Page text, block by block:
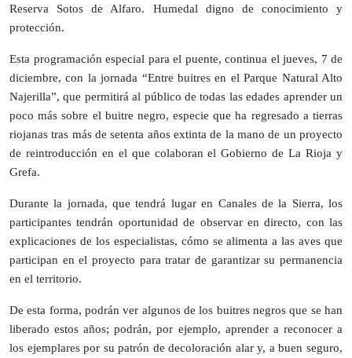
Reserva Sotos de Alfaro. Humedal digno de conocimiento y
protección.
Esta programación especial para el puente, continua el jueves, 7 de
diciembre, con la jornada “Entre buitres en el Parque Natural Alto
Najerilla”, que permitirá al público de todas las edades aprender un
poco más sobre el buitre negro, especie que ha regresado a tierras
riojanas tras más de setenta años extinta de la mano de un proyecto
de reintroducción en el que colaboran el Gobierno de La Rioja y
Grefa.
Durante la jornada, que tendrá lugar en Canales de la Sierra, los
participantes tendrán oportunidad de observar en directo, con las
explicaciones de los especialistas, cómo se alimenta a las aves que
participan en el proyecto para tratar de garantizar su permanencia
en el territorio.
De esta forma, podrán ver algunos de los buitres negros que se han
liberado estos años; podrán, por ejemplo, aprender a reconocer a
los ejemplares por su patrón de decoloración alar y, a buen seguro,